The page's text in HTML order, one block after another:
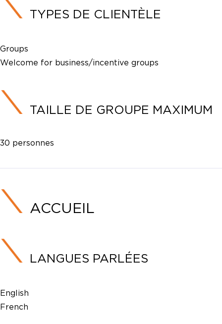
TYPES DE CLIENTÈLE
Groups
Welcome for business/incentive groups
TAILLE DE GROUPE MAXIMUM
30 personnes
ACCUEIL
LANGUES PARLÉES
English
French